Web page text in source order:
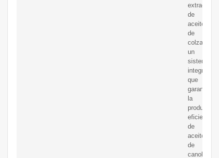
extracción
de
aceite
de
colza,
un
sistema
integral
que
garantiza
la
producción
eficiente
de
aceite
de
canola